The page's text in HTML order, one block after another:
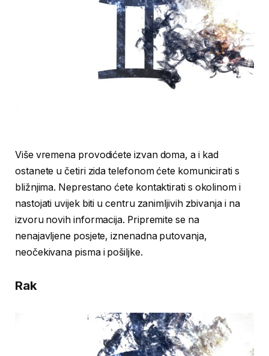
Više vremena provodićete izvan doma, a i kad
ostanete u četiri zida telefonom ćete komunicirati s
bližnjima. Neprestano ćete kontaktirati s okolinom i
nastojati uvijek biti u centru zanimljivih zbivanja i na
izvoru novih informacija. Pripremite se na
nenajavljene posjete, iznenadna putovanja,
neočekivana pisma i pošiljke.
Rak